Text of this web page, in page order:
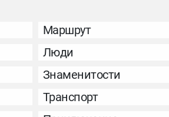
Маршрут
Люди
Знаменитости
Транспорт